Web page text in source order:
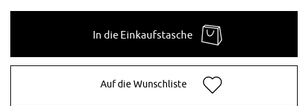
In die Einkaufstasche
Auf die Wunschliste